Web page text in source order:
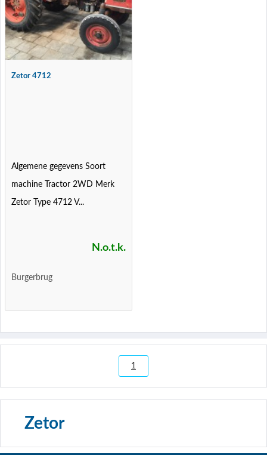
Zetor 4712
Algemene gegevens Soort
machine Tractor 2WD Merk
Zetor Type 4712 V...
N.o.t.k.
Burgerbrug
1
Zetor